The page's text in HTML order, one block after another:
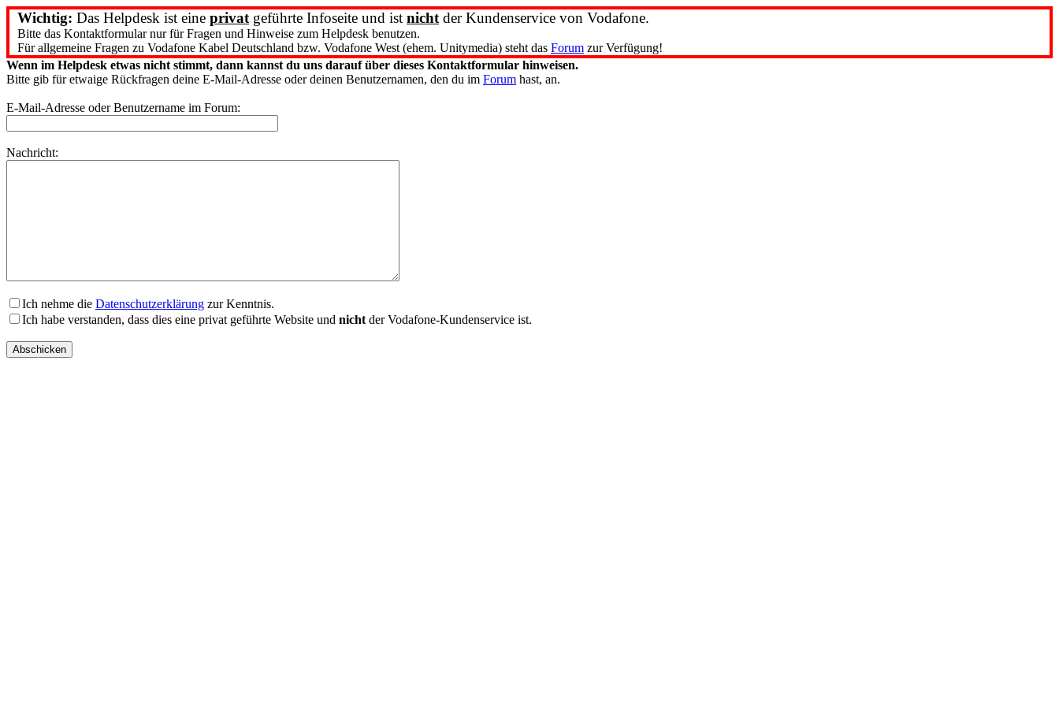
Wichtig: Das Helpdesk ist eine privat geführte Infoseite und ist nicht der Kundenservice von Vodafone.
Bitte das Kontaktformular nur für Fragen und Hinweise zum Helpdesk benutzen.
Für allgemeine Fragen zu Vodafone Kabel Deutschland bzw. Vodafone West (ehem. Unitymedia) steht das Forum zur Verfügung!
Wenn im Helpdesk etwas nicht stimmt, dann kannst du uns darauf über dieses Kontaktformular hinweisen.
Bitte gib für etwaige Rückfragen deine E-Mail-Adresse oder deinen Benutzernamen, den du im Forum hast, an.
E-Mail-Adresse oder Benutzername im Forum:
Nachricht:
Ich nehme die Datenschutzerklärung zur Kenntnis.
Ich habe verstanden, dass dies eine privat geführte Website und nicht der Vodafone-Kundenservice ist.